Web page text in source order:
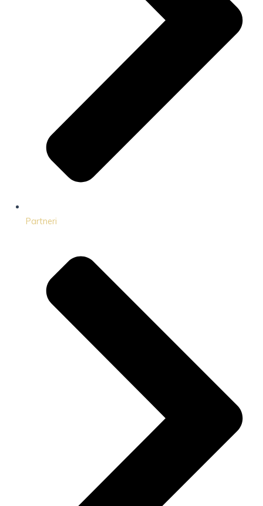
Partneri